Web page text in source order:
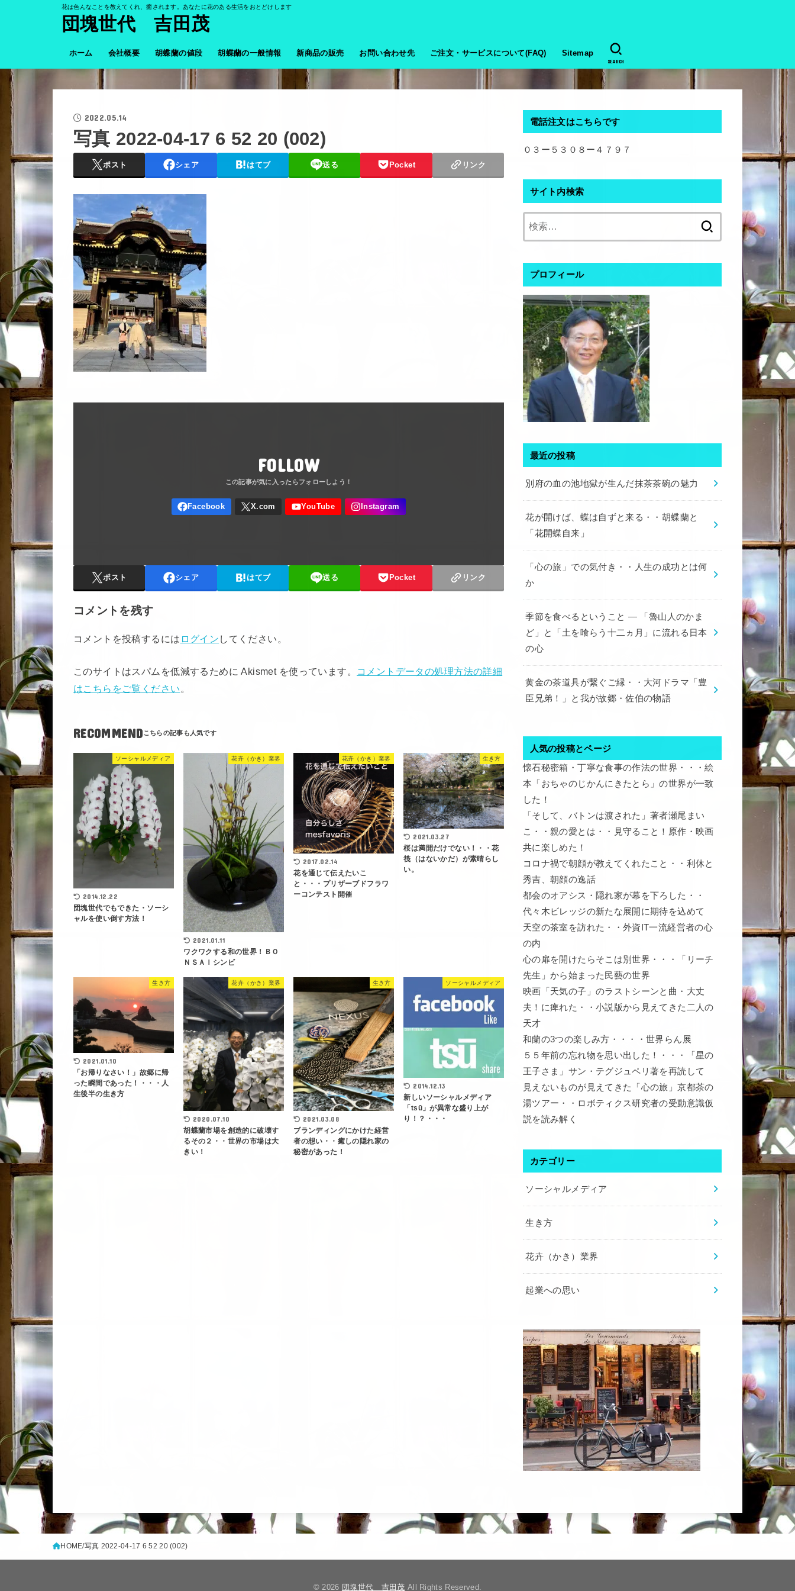
花は色んなことを教えてくれ、癒されます。あなたに花のある生活をおとどけします
団塊世代 吉田茂
ホーム 会社概要 胡蝶蘭の値段 胡蝶蘭の一般情報 新商品の販売 お問い合わせ先 ご注文・サービスについて(FAQ) Sitemap
SEARCH
2022.05.14
写真 2022-04-17 6 52 20 (002)
ポスト シェア はてブ 送る Pocket リンク
FOLLOW
ポスト シェア はてブ 送る Pocket リンク
コメントを残す
コメントを投稿するには ログイン してください。
このサイトはスパムを低減するために Akismet を使っています。
コメントデータの処理方法の詳細
はこちらをご覧ください 。
RECOMMEND
ソーシャルメディア
2014.12.22
団塊世代でもできた・ソーシ
ャルを使い倒す方法！
花卉（かき）業界
2021.01.11
ワクワクする和の世界！ＢＯ
ＮＳＡＩシンビ
花卉（かき）業界
2017.02.14
花を通じて伝えたいこ
と・・・プリザーブドフラワ
ーコンテスト開催
生き方
2021.03.27
桜は満開だけでない！・・花
筏（はないかだ）が素晴らし
い。
生き方
2021.01.10
「お帰りなさい！」故郷に帰
った瞬間であった！・・・人
生後半の生き方
花卉（かき）業界
2020.07.10
胡蝶蘭市場を創造的に破壊す
るその２・・世界の市場は大
きい！
生き方
2021.03.08
ブランディングにかけた経営
者の想い・・癒しの隠れ家の
秘密があった！
ソーシャルメディア
2014.12.13
新しいソーシャルメディア
「tsū」が異常な盛り上が
り！？・・・
電話注文はこちらです
０３ー５３０８ー４７９７
サイト内検索
プロフィール
最近の投稿
別府の血の池地獄が生んだ抹茶茶碗の魅力
花が開けば、蝶は自ずと来る・・胡蝶蘭と
「花開蝶自来」
「心の旅」での気付き・・人生の成功とは何
か
季節を食べるということ ― 「魯山人のかま
ど」と「土を喰らう十二ヵ月」に流れる日本
の心
黄金の茶道具が繋ぐご縁・・大河ドラマ「豊
臣兄弟！」と我が故郷・佐伯の物語
人気の投稿とページ
懐石秘密箱・丁寧な食事の作法の世界・・・絵
本「おちゃのじかんにきたとら」の世界が一致
した！
「そして、バトンは渡された」著者瀬尾まい
こ・・親の愛とは・・見守ること！原作・映画
共に楽しめた！
コロナ禍で朝顔が教えてくれたこと・・利休と
秀吉、朝顔の逸話
都会のオアシス・隠れ家が幕を下ろした・・
代々木ビレッジの新たな展開に期待を込めて
天空の茶室を訪れた・・外資IT一流経営者の心
の内
心の扉を開けたらそこは別世界・・・「リーチ
先生」から始まった民藝の世界
映画「天気の子」のラストシーンと曲・大丈
夫！に痺れた・・小説版から見えてきた二人の
天才
和蘭の3つの楽しみ方・・・・世界らん展
５５年前の忘れ物を思い出した！・・・「星の
王子さま」サン・テグジュペリ著を再読して
見えないものが見えてきた「心の旅」京都茶の
湯ツアー・・ロボティクス研究者の受動意識仮
説を読み解く
カテゴリー
ソーシャルメディア
生き方
花卉（かき）業界
起業への思い
HOME 写真 2022-04-17 6 52 20 (002)
© 2026 団塊世代 吉田茂 All Rights Reserved.